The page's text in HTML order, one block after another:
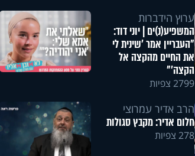
ערוץ הידברות
המשפיע(נ)ים | יוני דוד:
"העבריין אמר 'שינית לי
את החיים מהקצה אל
הקצה'"
2799 צפיות
הרב אדיר עמרוצי
חלום אדיר: מקבץ סגולות
278 צפיות